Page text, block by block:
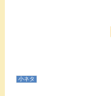
小ネタ